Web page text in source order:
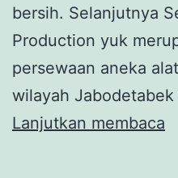
bersih. Selanjutnya
Production yuk
persewaan aneka
wilayah
Lanjutkan membaca